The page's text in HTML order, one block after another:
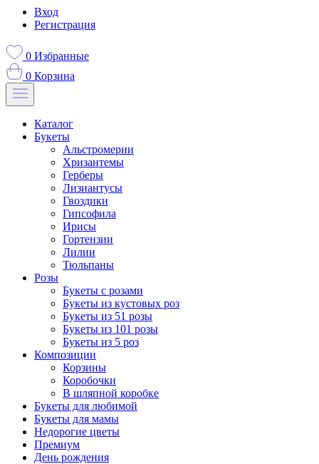
Вход
Регистрация
0 Избранные
0 Корзина
Каталог
Букеты
Альстромерии
Хризантемы
Герберы
Лизиантусы
Гвоздики
Гипсофила
Ирисы
Гортензии
Лилии
Тюльпаны
Розы
Букеты с розами
Букеты из кустовых роз
Букеты из 51 розы
Букеты из 101 розы
Букеты из 5 роз
Композиции
Корзины
Коробочки
В шляпной коробке
Букеты для любимой
Букеты для мамы
Недорогие цветы
Премиум
День рождения